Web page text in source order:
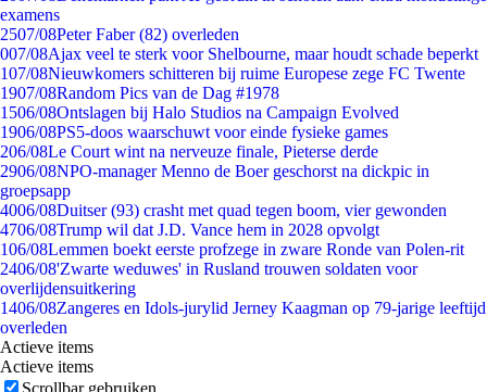
examens
2507/08Peter Faber (82) overleden
007/08Ajax veel te sterk voor Shelbourne, maar houdt schade beperkt
107/08Nieuwkomers schitteren bij ruime Europese zege FC Twente
1907/08Random Pics van de Dag #1978
1506/08Ontslagen bij Halo Studios na Campaign Evolved
1906/08PS5-doos waarschuwt voor einde fysieke games
206/08Le Court wint na nerveuze finale, Pieterse derde
2906/08NPO-manager Menno de Boer geschorst na dickpic in
groepsapp
4006/08Duitser (93) crasht met quad tegen boom, vier gewonden
4706/08Trump wil dat J.D. Vance hem in 2028 opvolgt
106/08Lemmen boekt eerste profzege in zware Ronde van Polen-rit
2406/08'Zwarte weduwes' in Rusland trouwen soldaten voor
overlijdensuitkering
1406/08Zangeres en Idols-jurylid Jerney Kaagman op 79-jarige leeftijd
overleden
Actieve items
Actieve items
Scrollbar gebruiken